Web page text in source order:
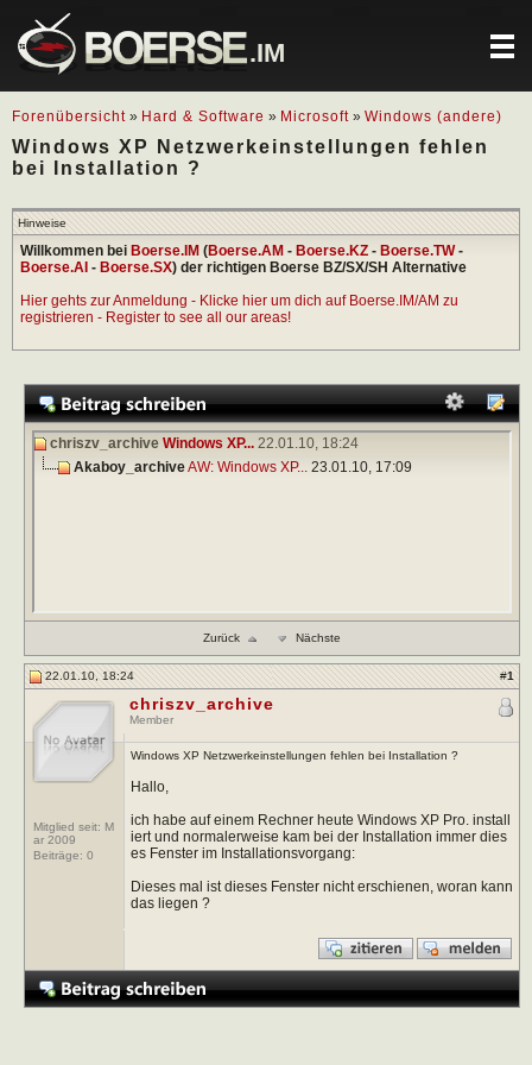
.IM
Forenübersicht » Hard & Software » Microsoft » Windows (andere)
Windows XP Netzwerkeinstellungen fehlen
bei Installation ?
Hinweise
Willkommen bei Boerse.IM (Boerse.AM - Boerse.KZ - Boerse.TW-
Boerse.AI - Boerse.SX) der richtigen Boerse BZ/SX/SH Alternative
Hier gehts zur Anmeldung - Klicke hier um dich auf Boerse.IM/AM zu
registrieren - Register to see all our areas!
chriszv_archive Windows XP... 22.01.10, 18:24
Akaboy_archiveAW: Windows XP... 23.01.10, 17:09
Zurück Nächste
22.01.10, 18:24 #1
Mitglied seit: M
ar 2009
Beiträge: 0
chriszv_archive
Member
Windows XP Netzwerkeinstellungen fehlen bei Installation ?
Hallo,
ich habe auf einem Rechner heute Windows XP Pro. install
iert und normalerweise kam bei der Installation immer dies
es Fenster im Installationsvorgang:
Dieses mal ist dieses Fenster nicht erschienen, woran kann
das liegen ?